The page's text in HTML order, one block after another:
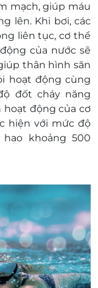
Hoàng Mai,
474 Lạc Long
8686
THCS có lớp
Biên, Lô TH05,
Biên, gần
-
thể thao
Mai - 0243 518
E-Voucher/E-
giá trị quy đổi
thừa.
chương trình
mạch, giúp máu
lên. Khi bơi, các
liên tục, cơ thể
của nước sẽ
thân hình săn
hoạt động cùng
đốt cháy năng
hoạt động của cơ
hiện với mức độ
khoảng 500